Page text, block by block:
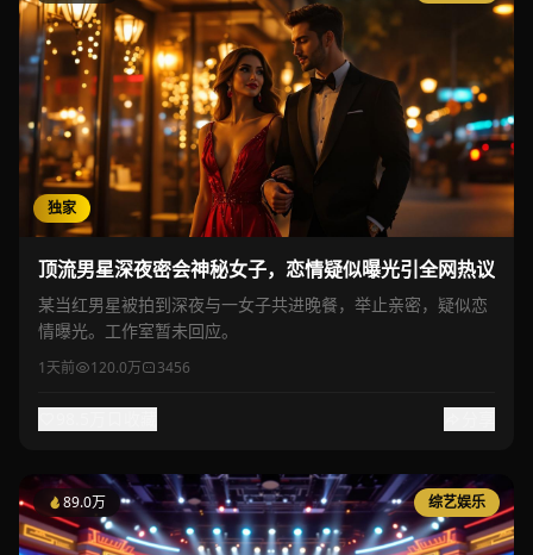
独家
顶流男星深夜密会神秘女子，恋情疑似曝光引全网热议
某当红男星被拍到深夜与一女子共进晚餐，举止亲密，疑似恋
情曝光。工作室暂未回应。
1天前 120.0万 3456
89.0万 综艺娱乐